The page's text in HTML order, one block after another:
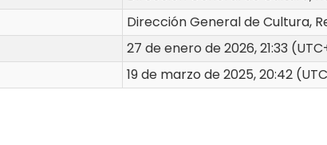
Dirección General de Cultura,
27 de enero de 2026, 21:33
19 de marzo de 2025, 20:42